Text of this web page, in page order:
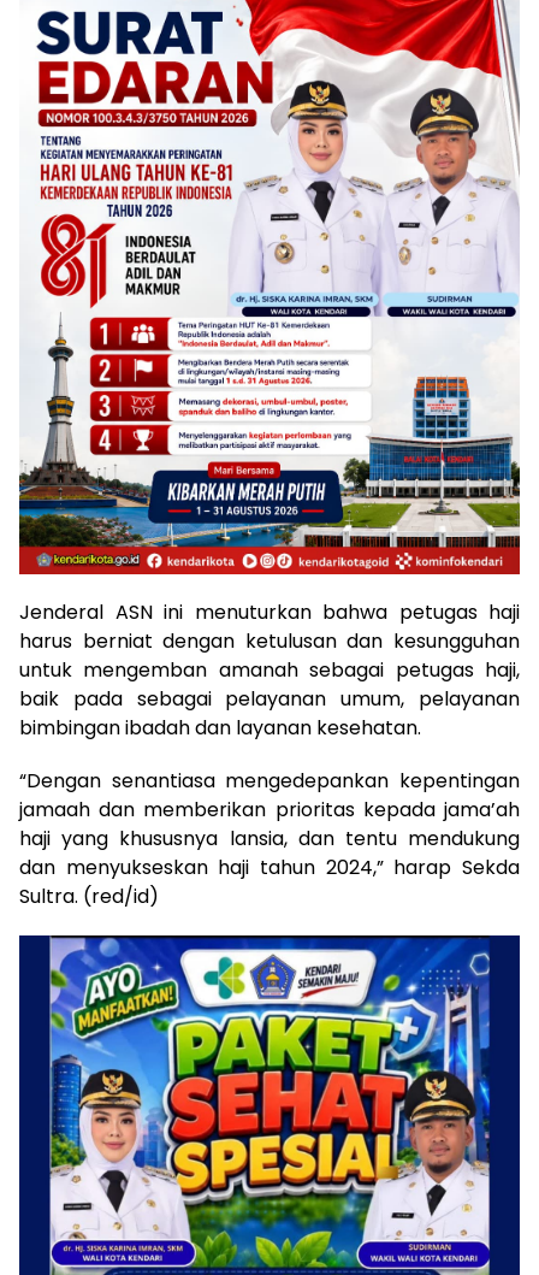
Jenderal ASN ini menuturkan bahwa petugas haji
harus berniat dengan ketulusan dan kesungguhan
untuk mengemban amanah sebagai petugas haji,
baik pada sebagai pelayanan umum, pelayanan
bimbingan ibadah dan layanan kesehatan.
“Dengan senantiasa mengedepankan kepentingan
jamaah dan memberikan prioritas kepada jama’ah
haji yang khususnya lansia, dan tentu mendukung
dan menyukseskan haji tahun 2024,” harap Sekda
Sultra. (red/id)